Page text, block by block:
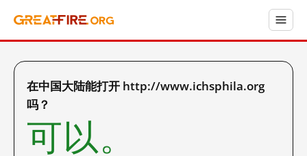
在中国大陆能打开 http://www.ichsphila.org
吗？
可以。